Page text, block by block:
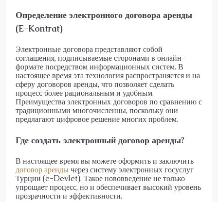
Определение электронного договора аренды
(E-Kontrat)
Электронные договора представляют собой
соглашения, подписываемые сторонами в онлайн-
формате посредством информационных систем. В
настоящее время эта технология распространяется и на
сферу договоров аренды, что позволяет сделать
процесс более рациональным и удобным.
Преимущества электронных договоров по сравнению с
традиционными многочисленны, поскольку они
предлагают цифровое решение многих проблем.
Где создать электронный договор аренды?
В настоящее время вы можете оформить и заключить
договор арендычерез систему электронных госуслуг
Турции (e-Devlet). Такое нововведение не только
упрощает процесс, но и обеспечивает высокий уровень
прозрачности и эффективности.